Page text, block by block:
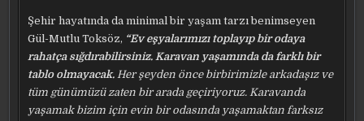
Şehir hayatında da minimal bir yaşam tarzı benimseyen
Gül-Mutlu Toksöz, “Ev eşyalarımızı toplayıp bir odaya
rahatça sığdırabilirsiniz. Karavan yaşamında da farklı bir
tablo olmayacak.Her şeyden önce birbirimizle arkadaşız ve
tüm günümüzü zaten bir arada geçiriyoruz. Karavanda
yaşamak bizim için evin bir odasında yaşamaktan farksız